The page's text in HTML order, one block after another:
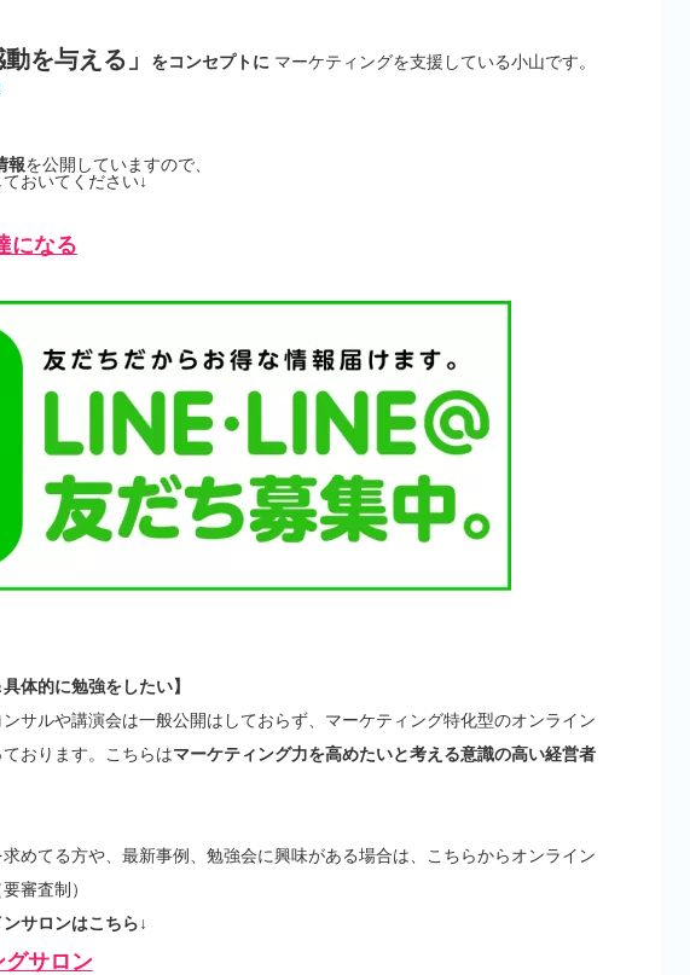
動を与える」 をコンセプトに マーケティングを支援している小山です。
報を公開していますので、
おいてください↓
になる
体的に勉強をしたい】
サルや講演会は一般公開はしておらず、マーケティング特化型のオンライン
おります。こちらはマーケティング力を高めたいと考える意識の高い経営者
めてる方や、最新事例、勉強会に興味がある場合は、こちらからオンライン
審査制）
サロンはこちら↓
サロン